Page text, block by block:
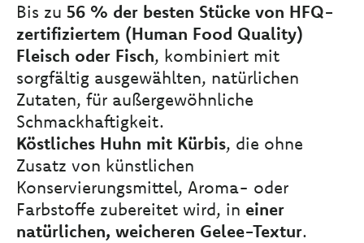
Bis zu 56 % der besten Stücke von HFQ-
zertifiziertem (Human Food Quality)
Fleisch oder Fisch, kombiniert mit
sorgfältig ausgewählten, natürlichen
Zutaten, für außergewöhnliche
Schmackhaftigkeit.
Köstliches Huhn mit Kürbis, die ohne
Zusatz von künstlichen
Konservierungsmittel, Aroma- oder
Farbstoffe zubereitet wird, in einer
natürlichen, weicheren Gelee-Textur.